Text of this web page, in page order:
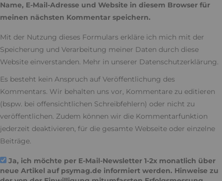
Name, E-Mail-Adresse und Website in diesem Browser für
meinen nächsten Kommentar speichern.
Mit der Nutzung dieses Formulars erkläre ich mich mit der
Speicherung und Verarbeitung meiner Daten durch diese
Website einverstanden. Mehr in unserer Datenschutzerklärung.
Es besteht kein Anspruch auf Veröffentlichung des
Kommentars. Wir behalten uns vor, Kommentare zu editieren
(bspw. bei offensichtlichen Schreibfehlern) oder nicht zu
veröffentlichen. Zudem können wir die Kommentarfunktion
jederzeit deaktivieren, für die gesamte Webseite oder einzelne
Beiträge.
Ja, ich möchte per E-Mail-Newsletter 1-2x monatlich über
neue Artikel auf psymag.de informiert werden. Hinweise zu